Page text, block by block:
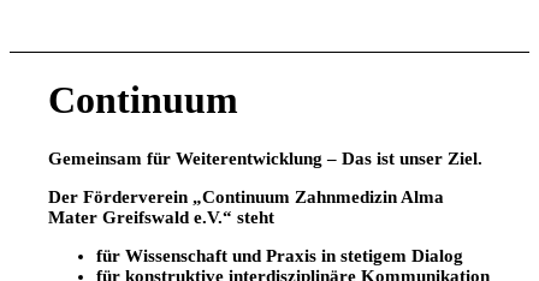
Continuum
Gemeinsam für Weiterentwicklung – Das ist unser Ziel.
Der Förderverein „Continuum Zahnmedizin Alma
Mater Greifswald e.V.“ steht
für Wissenschaft und Praxis in stetigem Dialog
für konstruktive interdisziplinäre Kommunikation